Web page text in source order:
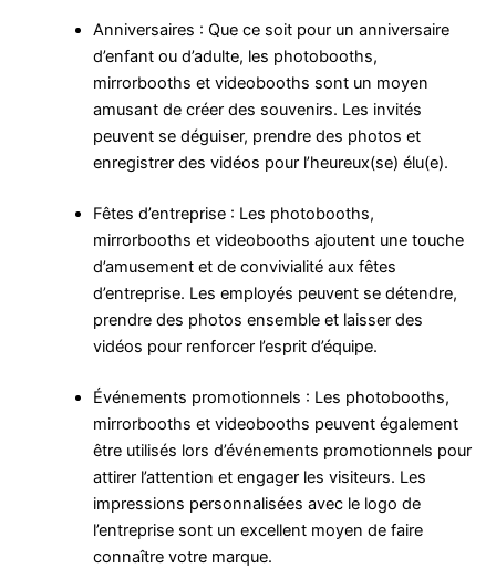
Anniversaires : Que ce soit pour un anniversaire
d’enfant ou d’adulte, les photobooths,
mirrorbooths et videobooths sont un moyen
amusant de créer des souvenirs. Les invités
peuvent se déguiser, prendre des photos et
enregistrer des vidéos pour l’heureux(se) élu(e).
Fêtes d’entreprise : Les photobooths,
mirrorbooths et videobooths ajoutent une touche
d’amusement et de convivialité aux fêtes
d’entreprise. Les employés peuvent se détendre,
prendre des photos ensemble et laisser des
vidéos pour renforcer l’esprit d’équipe.
Événements promotionnels : Les photobooths,
mirrorbooths et videobooths peuvent également
être utilisés lors d’événements promotionnels pour
attirer l’attention et engager les visiteurs. Les
impressions personnalisées avec le logo de
l’entreprise sont un excellent moyen de faire
connaître votre marque.